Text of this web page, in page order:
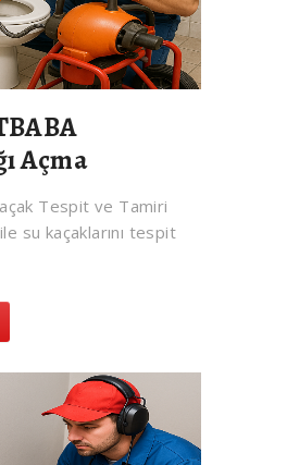
Açma
Tespit ve Tamiri
su kaçaklarını tespit